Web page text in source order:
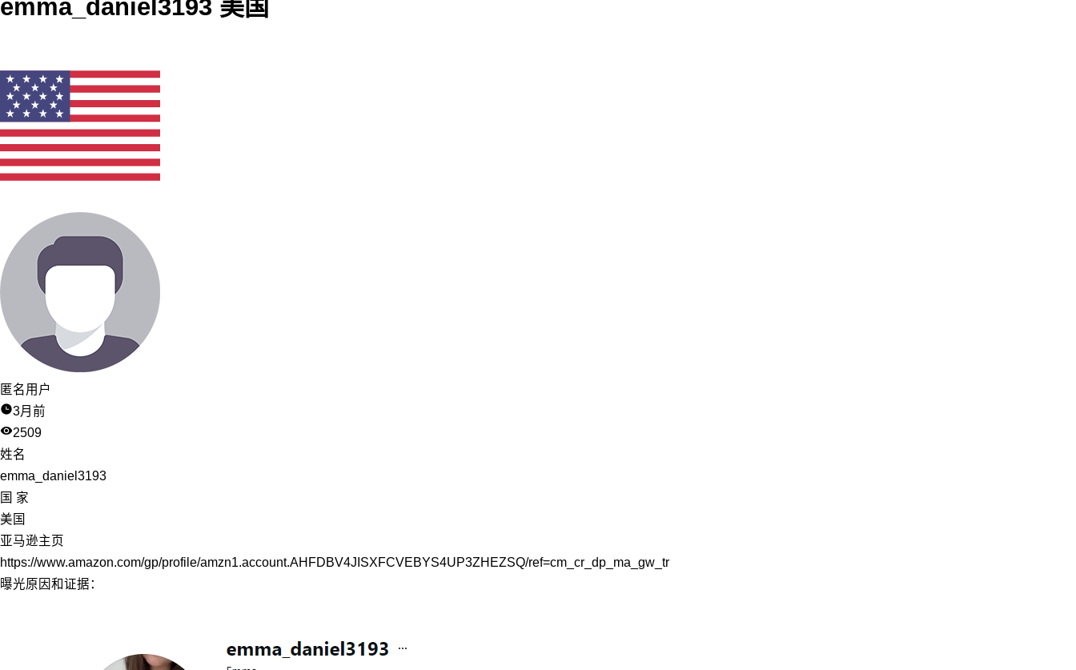
emma_daniel3193 美国
匿名用户
3月前
2509
姓名
emma_daniel3193
国 家
美国
亚马逊主页
https://www.amazon.com/gp/profile/amzn1.account.AHFDBV4JISXFCVEBYS4UP3ZHEZSQ/ref=cm_cr_dp_ma_gw_tr
曝光原因和证据：